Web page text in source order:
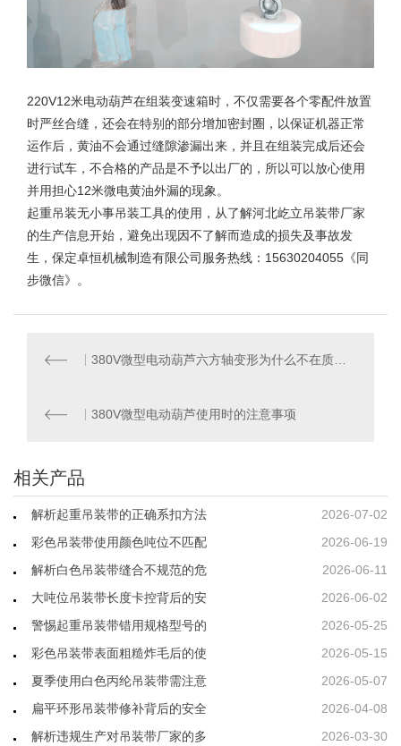
220V12米电动葫芦在组装变速箱时，不仅需要各个零配件放置
时严丝合缝，还会在特别的部分增加密封圈，以保证机器正常
运作后，黄油不会通过缝隙渗漏出来，并且在组装完成后还会
进行试车，不合格的产品是不予以出厂的，所以可以放心使用
并用担心12米微电黄油外漏的现象。
起重吊装无小事吊装工具的使用，从了解河北屹立吊装带厂家
的生产信息开始，避免出现因不了解而造成的损失及事故发
生，保定卓恒机械制造有限公司服务热线：15630204055《同
步微信》。
380V微型电动葫芦使用时的注意事项
相关产品
2026-07-02
解析起重吊装带的正确系扣方法
2026-06-19
彩色吊装带使用颜色吨位不匹配
2026-06-11
解析白色吊装带缝合不规范的危
2026-06-02
大吨位吊装带长度卡控背后的安
2026-05-25
警惕起重吊装带错用规格型号的
2026-05-15
彩色吊装带表面粗糙炸毛后的使
2026-05-07
夏季使用白色丙纶吊装带需注意
2026-04-08
扁平环形吊装带修补背后的安全
2026-03-30
解析违规生产对吊装带厂家的多